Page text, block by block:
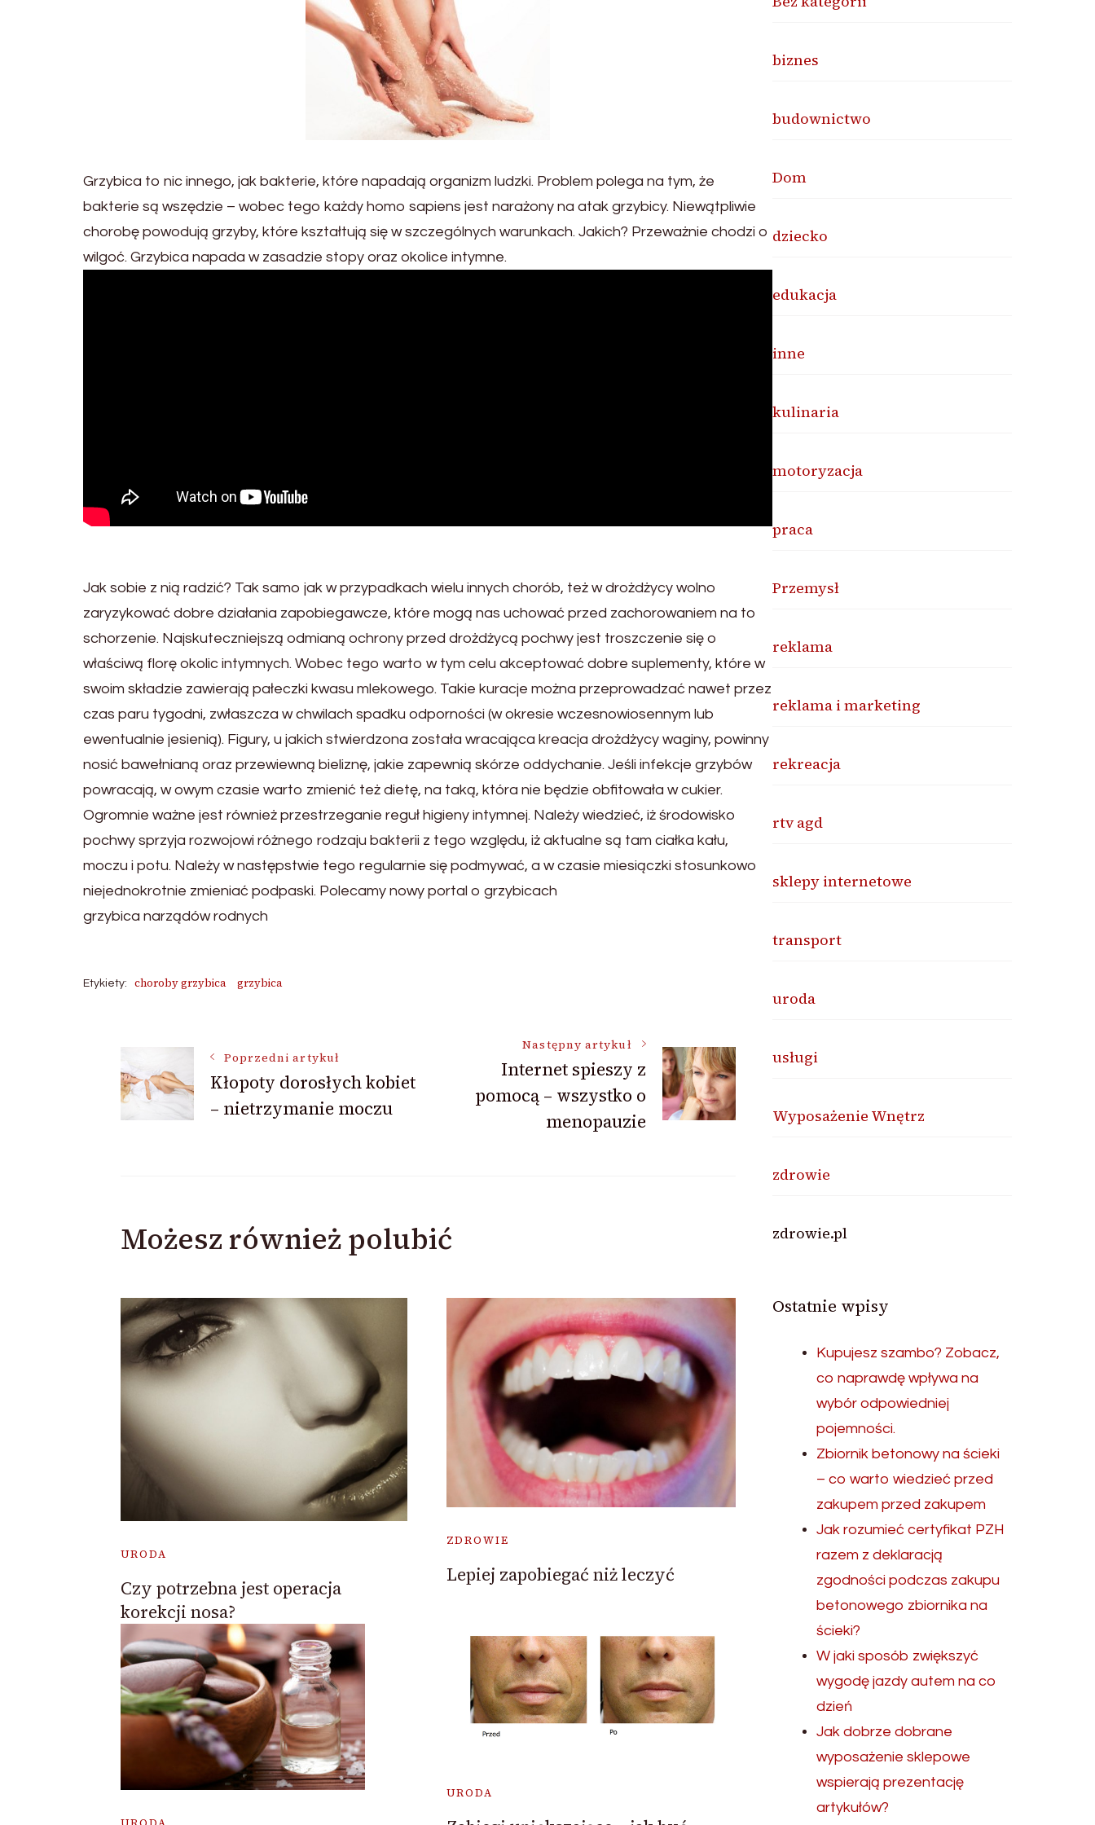
Grzybica to nic innego, jak bakterie, które napadają organizm ludzki. Problem polega na tym, że
bakterie są wszędzie – wobec tego każdy homo sapiens jest narażony na atak grzybicy. Niewątpliwie
chorobę powodują grzyby, które kształtują się w szczególnych warunkach. Jakich? Przeważnie chodzi o
wilgoć. Grzybica napada w zasadzie stopy oraz okolice intymne.
Jak sobie z nią radzić? Tak samo jak w przypadkach wielu innych chorób, też w drożdżycy wolno
zaryzykować dobre działania zapobiegawcze, które mogą nas uchować przed zachorowaniem na to
schorzenie. Najskuteczniejszą odmianą ochrony przed drożdżycą pochwy jest troszczenie się o
właściwą florę okolic intymnych. Wobec tego warto w tym celu akceptować dobre suplementy, które w
swoim składzie zawierają pałeczki kwasu mlekowego. Takie kuracje można przeprowadzać nawet przez
czas paru tygodni, zwłaszcza w chwilach spadku odporności (w okresie wczesnowiosennym lub
ewentualnie jesienią). Figury, u jakich stwierdzona została wracająca kreacja drożdżycy waginy, powinny
nosić bawełnianą oraz przewiewną bieliznę, jakie zapewnią skórze oddychanie. Jeśli infekcje grzybów
powracają, w owym czasie warto zmienić też dietę, na taką, która nie będzie obfitowała w cukier.
Ogromnie ważne jest również przestrzeganie reguł higieny intymnej. Należy wiedzieć, iż środowisko
pochwy sprzyja rozwojowi różnego rodzaju bakterii z tego względu, iż aktualne są tam ciałka kału,
moczu i potu. Należy w następstwie tego regularnie się podmywać, a w czasie miesiączki stosunkowo
niejednokrotnie zmieniać podpaski. Polecamy nowy portal o grzybicach
grzybica narządów rodnych
Etykiety: choroby grzybica grzybica
Nawigacja
wpisu
Poprzedni artykuł
Kłopoty dorosłych kobiet
– nietrzymanie moczu
Następny artykuł
Internet spieszy z
pomocą – wszystko o
menopauzie
Możesz również polubić
URODA
Czy potrzebna jest operacja
korekcji nosa?
ZDROWIE
Lepiej zapobiegać niż leczyć
URODA
biznes
budownictwo
Dom
dziecko
edukacja
inne
kulinaria
motoryzacja
praca
Przemysł
reklama
reklama i marketing
rekreacja
rtv agd
sklepy internetowe
transport
uroda
usługi
Wyposażenie Wnętrz
zdrowie
zdrowie.pl
Ostatnie wpisy
Kupujesz szambo? Zobacz,
co naprawdę wpływa na
wybór odpowiedniej
pojemności.
Zbiornik betonowy na ścieki
– co warto wiedzieć przed
zakupem przed zakupem
Jak rozumieć certyfikat PZH
razem z deklaracją
zgodności podczas zakupu
betonowego zbiornika na
ścieki?
W jaki sposób zwiększyć
wygodę jazdy autem na co
dzień
Jak dobrze dobrane
wyposażenie sklepowe
wspierają prezentację
artykułów?